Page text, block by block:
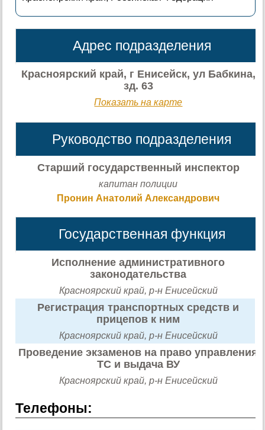
Адрес подразделения
Красноярский край, г Енисейск, ул Бабкина,
зд. 63
Показать на карте
Руководство подразделения
Старший государственный инспектор
капитан полиции
Пронин Анатолий Александрович
Государственная функция
Исполнение административного
законодательства
Красноярский край, р-н Енисейский
Регистрация транспортных средств и
прицепов к ним
Красноярский край, р-н Енисейский
Проведение экзаменов на право управления
ТС и выдача ВУ
Красноярский край, р-н Енисейский
Телефоны: